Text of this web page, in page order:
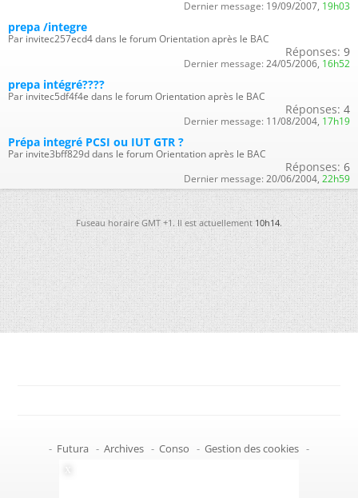
Dernier message: 19/09/2007, 19h03
prepa /integre
Par invitec257ecd4 dans le forum Orientation après le BAC
Réponses: 9
Dernier message: 24/05/2006, 16h52
prepa intégré????
Par invitec5df4f4e dans le forum Orientation après le BAC
Réponses: 4
Dernier message: 11/08/2004, 17h19
Prépa integré PCSI ou IUT GTR ?
Par invite3bff829d dans le forum Orientation après le BAC
Réponses: 6
Dernier message: 20/06/2004, 22h59
Fuseau horaire GMT +1. Il est actuellement10h14.
- Futura - Archives - Conso - Gestion des cookies -